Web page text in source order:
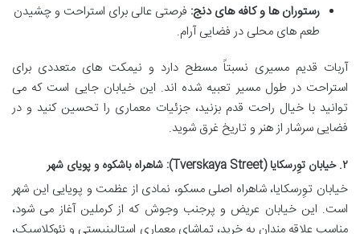
رستوران ها و کافه های دنج: فرصتی عالی برای استراحت و چشیدن
طعم های محلی در فضایی آرام.
آربات قدیم مسیری نسبتاً مسطح دارد و نیمکت های متعددی برای
استراحت در طول مسیر تعبیه شده اند. این خیابان جایی است که می
توانید با خیال راحت قدم بزنید، جزئیات معماری را تحسین کنید و در
فضایی سرشار از هنر و تاریخ غرق شوید.
۲. خیابان توِرسکایا (Tverskaya Street): شاهراه باشکوه و پویای شهر
خیابان توِرسکایا، شاهراه اصلی مسکو، نمادی از عظمت و پویایی این شهر
است. این خیابان عریض و پرجنب وجوش که از کرملین آغاز می شود،
مناسب علاقه مندان به خرید، تماشای معماری استالینیستی و نئوکلاسیک،